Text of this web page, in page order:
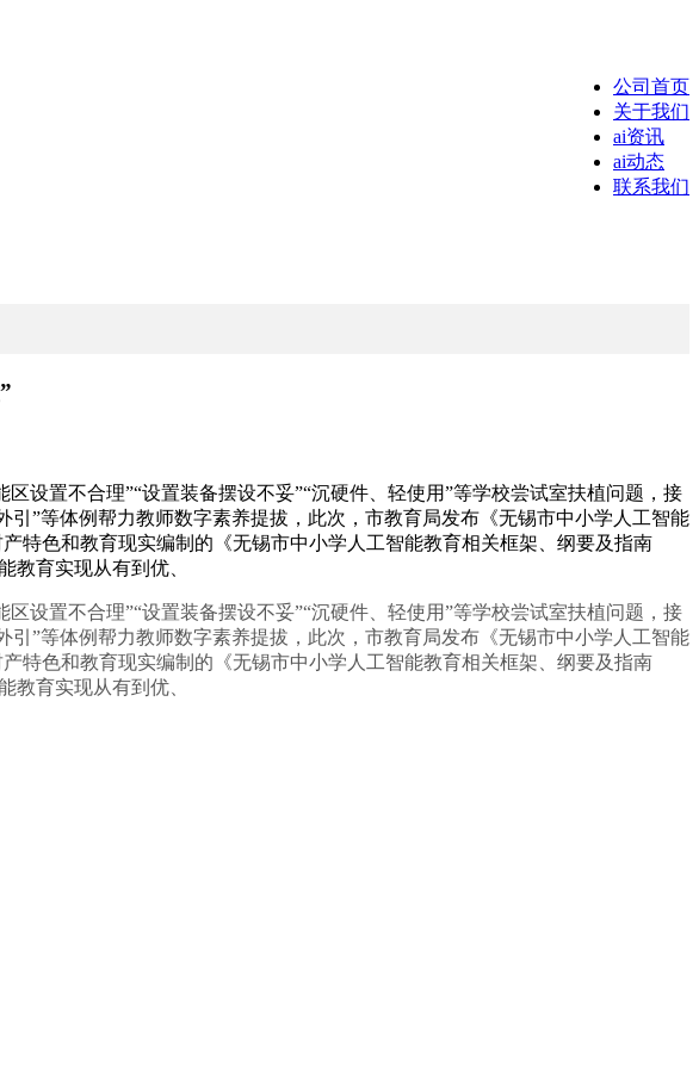
公司首页
关于我们
ai资讯
ai动态
联系我们
置不合理”“设置装备摆设不妥”“沉硬件、轻使用”等学校尝试室扶植问题，接
”等体例帮力教师数字素养提拔，此次，市教育局发布《无锡市中小学人工智能
特色和教育现实编制的《无锡市中小学人工智能教育相关框架、纲要及指南
教育实现从有到优、
置不合理”“设置装备摆设不妥”“沉硬件、轻使用”等学校尝试室扶植问题，接
”等体例帮力教师数字素养提拔，此次，市教育局发布《无锡市中小学人工智能
特色和教育现实编制的《无锡市中小学人工智能教育相关框架、纲要及指南
教育实现从有到优、